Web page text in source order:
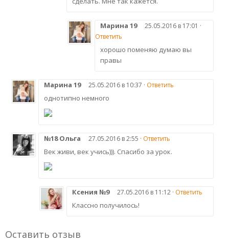
Марина 19
25.05.2016 в 17:01 ·
Ответить
хорошо поменяю думаю вы
правы
Марина 19 25.05.2016 в 10:37 · Ответить
однотипно немного
№18 Ольга 27.05.2016 в 2:55 · Ответить
Век живи, век учись))). Спасибо за урок.
Ксения №9 27.05.2016 в 11:12 · Ответить
Классно получилось!
Оставить отзыв